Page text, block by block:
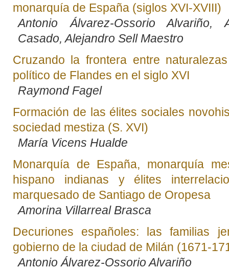
monarquía de España (siglos XVI-XVIII)
Antonio Álvarez-Ossorio Alvariño,
Casado, Alejandro Sell Maestro
Cruzando la frontera entre
político de Flandes en el siglo XVI
Raymond Fagel
Formación de las élites sociales
sociedad mestiza (S. XVI)
María Vicens Hualde
Monarquía de España, monarquía
hispano indianas y élites
marquesado de Santiago de Oropesa
Amorina Villarreal Brasca
Decuriones españoles: las familias
gobierno de la ciudad de Milán (1671-
Antonio Álvarez-Ossorio Alvariño